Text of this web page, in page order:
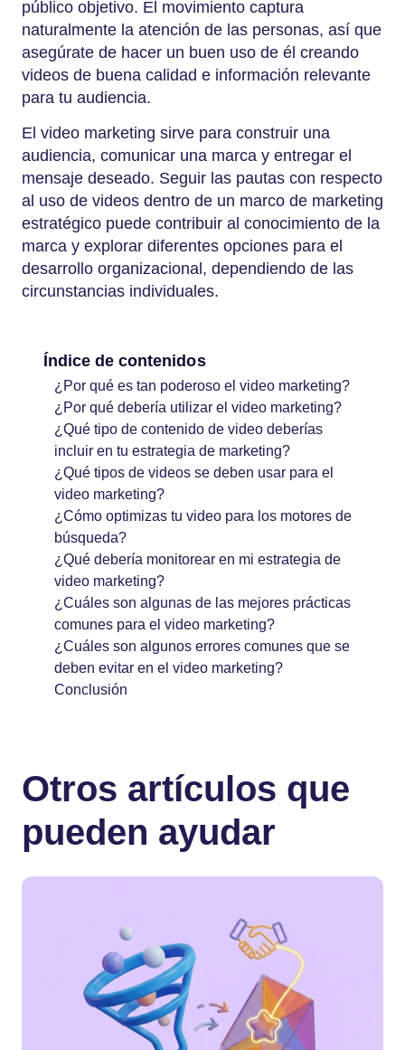
público objetivo. El movimiento captura
naturalmente la atención de las personas, así que
asegúrate de hacer un buen uso de él creando
videos de buena calidad e información relevante
para tu audiencia.
El video marketing sirve para construir una
audiencia, comunicar una marca y entregar el
mensaje deseado. Seguir las pautas con respecto
al uso de videos dentro de un marco de marketing
estratégico puede contribuir al conocimiento de la
marca y explorar diferentes opciones para el
desarrollo organizacional, dependiendo de las
circunstancias individuales.
Índice de contenidos
¿Por qué es tan poderoso el video marketing?
¿Por qué debería utilizar el video marketing?
¿Qué tipo de contenido de video deberías
incluir en tu estrategia de marketing?
¿Qué tipos de videos se deben usar para el
video marketing?
¿Cómo optimizas tu video para los motores de
búsqueda?
¿Qué debería monitorear en mi estrategia de
video marketing?
¿Cuáles son algunas de las mejores prácticas
comunes para el video marketing?
¿Cuáles son algunos errores comunes que se
deben evitar en el video marketing?
Conclusión
Otros artículos que
pueden ayudar